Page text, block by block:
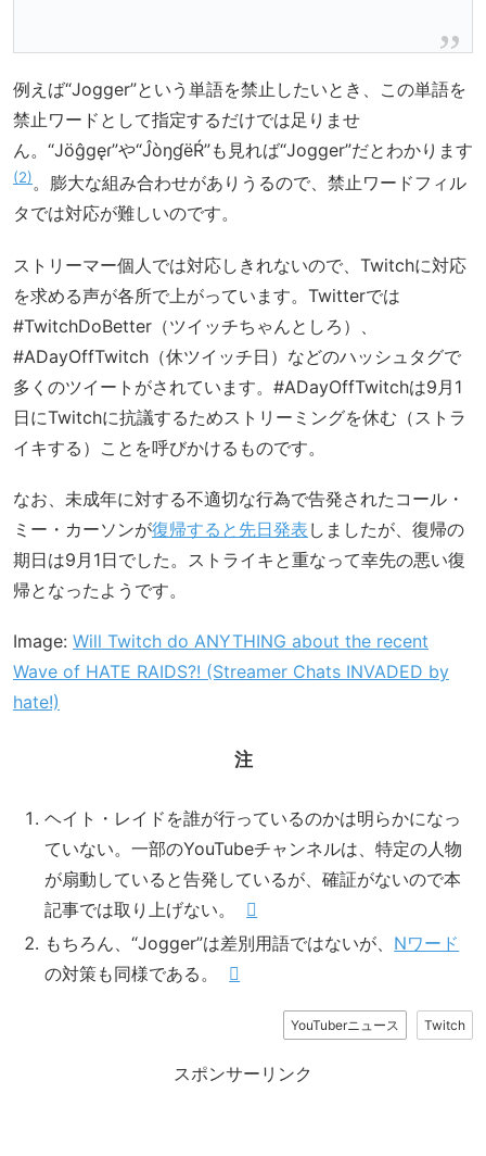
例えば“Jogger”という単語を禁止したいとき、この単語を
禁止ワードとして指定するだけでは足りませ
ん。“Jöĝgęɾ”や“ĴòŋɠëŔ”も見れば“Jogger”だとわかります
2 。膨大な組み合わせがありうるので、禁止ワードフィル
タでは対応が難しいのです。
ストリーマー個人では対応しきれないので、Twitchに対応
を求める声が各所で上がっています。Twitterでは
#TwitchDoBetter（ツイッチちゃんとしろ）、
#ADayOffTwitch（休ツイッチ日）などのハッシュタグで
多くのツイートがされています。#ADayOffTwitchは9月1
日にTwitchに抗議するためストリーミングを休む（ストラ
イキする）ことを呼びかけるものです。
なお、未成年に対する不適切な行為で告発されたコール・
ミー・カーソンが復帰すると先日発表 しましたが、復帰の
期日は9月1日でした。ストライキと重なって幸先の悪い復
帰となったようです。
Image: Will Twitch do ANYTHING about the recent
Wave of HATE RAIDS?! (Streamer Chats INVADED by
hate!)
注
ヘイト・レイドを誰が行っているのかは明らかになっ
ていない。一部のYouTubeチャンネルは、特定の人物
が扇動していると告発しているが、確証がないので本
記事では取り上げない。
もちろん、“Jogger”は差別用語ではないが、 Nワード
の対策も同様である。
YouTuberニュース Twitch
スポンサーリンク